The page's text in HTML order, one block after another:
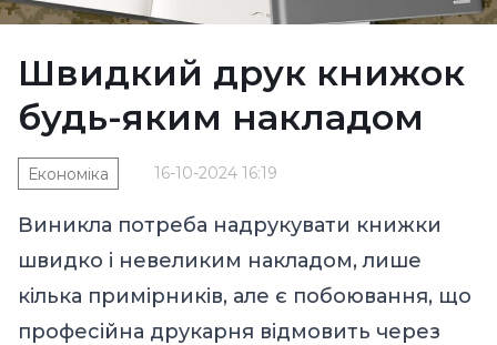
Швидкий друк книжок
будь-яким накладом
16-10-2024 16:19
Економіка
Виникла потреба надрукувати книжки
швидко і невеликим накладом, лише
кілька примірників, але є побоювання, що
професійна друкарня відмовить через